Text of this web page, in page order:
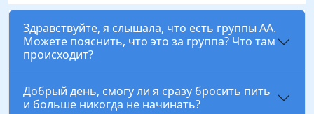
Здравствуйте, я слышала, что есть группы АА.
Можете пояснить, что это за группа? Что там
происходит?
Добрый день, смогу ли я сразу бросить пить
и больше никогда не начинать?